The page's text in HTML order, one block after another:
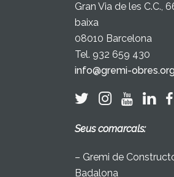
Gran Via de les C.C.,
baixa
08010 Barcelona
Tel. 932 659 430
info@gremi-
Seus comarcals:
– Gremi de
Badalona